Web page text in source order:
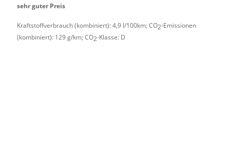
sehr guter Preis
Kraftstoffverbrauch (kombiniert):4,9 l/100km;CO2-Emissionen
(kombiniert): 129 g/km;CO2-Klasse: D